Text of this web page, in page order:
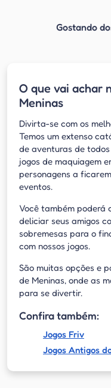
Gostando
O que vai achar
Meninas
Divirta-se com os
Temos um extenso
de aventuras de
jogos de maquiagem
personagens a
eventos.
Você também poderá
deliciar seus amigos
sobremesas para o
com nossos jogos.
São muitas opções e
de Meninas, onde as
para se divertir.
Confira também:
Jogos Friv
Jogos Antigos